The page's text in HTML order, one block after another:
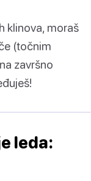
klinova, moraš
(točnim
završno
leda: